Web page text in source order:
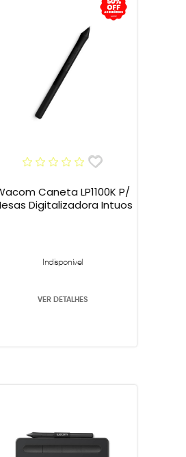
Caneta LP1100K P/
Digitalizadora Intuos
Indisponível
VER DETALHES